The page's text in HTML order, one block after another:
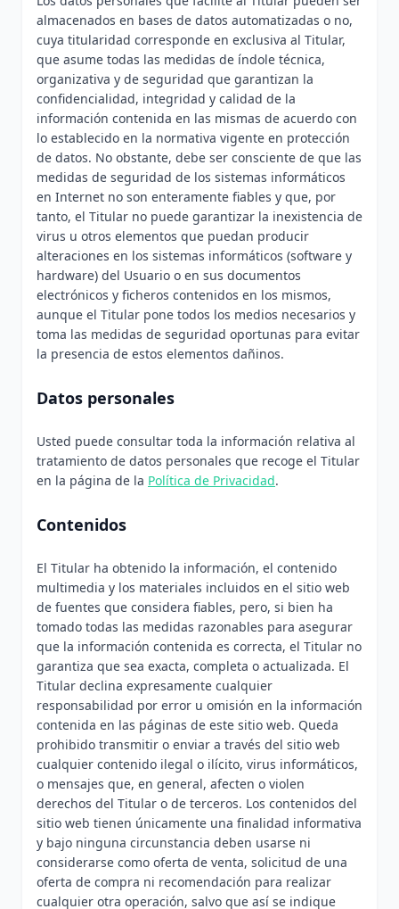
almacenados en bases de datos automatizadas o no,
cuya titularidad corresponde en exclusiva al Titular,
que asume todas las medidas de índole técnica,
organizativa y de seguridad que garantizan la
confidencialidad, integridad y calidad de la
información contenida en las mismas de acuerdo con
lo establecido en la normativa vigente en protección
de datos. No obstante, debe ser consciente de que las
medidas de seguridad de los sistemas informáticos
en Internet no son enteramente fiables y que, por
tanto, el Titular no puede garantizar la inexistencia de
virus u otros elementos que puedan producir
alteraciones en los sistemas informáticos (software y
hardware) del Usuario o en sus documentos
electrónicos y ficheros contenidos en los mismos,
aunque el Titular pone todos los medios necesarios y
toma las medidas de seguridad oportunas para evitar
la presencia de estos elementos dañinos.
Datos personales
Usted puede consultar toda la información relativa al
tratamiento de datos personales que recoge el Titular
en la página de la Política de Privacidad.
Contenidos
El Titular ha obtenido la información, el contenido
multimedia y los materiales incluidos en el sitio web
de fuentes que considera fiables, pero, si bien ha
tomado todas las medidas razonables para asegurar
que la información contenida es correcta, el Titular no
garantiza que sea exacta, completa o actualizada. El
Titular declina expresamente cualquier
responsabilidad por error u omisión en la información
contenida en las páginas de este sitio web. Queda
prohibido transmitir o enviar a través del sitio web
cualquier contenido ilegal o ilícito, virus informáticos,
o mensajes que, en general, afecten o violen
derechos del Titular o de terceros. Los contenidos del
sitio web tienen únicamente una finalidad informativa
y bajo ninguna circunstancia deben usarse ni
considerarse como oferta de venta, solicitud de una
oferta de compra ni recomendación para realizar
cualquier otra operación, salvo que así se indique